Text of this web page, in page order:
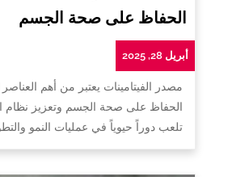
الحفاظ على صحة الجسم
أبريل 28, 2025
مصدر الفيتامينات يعتبر من أهم
الحفاظ على صحة الجسم وتعزيز نظام
تلعب دوراً حيوياً في عمليات النمو